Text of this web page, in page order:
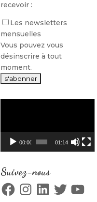
recevoir :
Les newsletters
mensuelles
Vous pouvez vous
désinscrire à tout
moment.
00:00 01:14
Suivez-nous
FacebookInstagramLinkedInTwitterYouTube